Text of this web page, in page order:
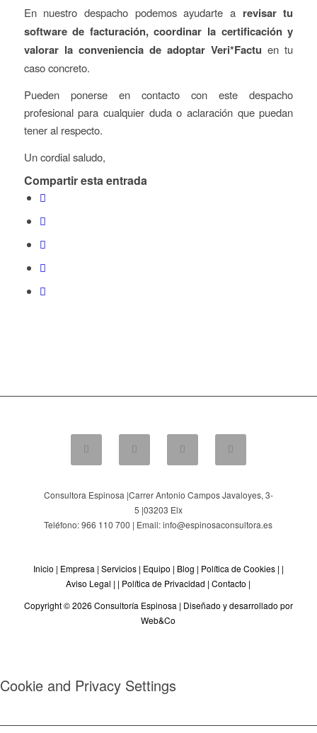
En nuestro despacho podemos ayudarte a revisar tu
software de facturación, coordinar la certificación y
valorar la conveniencia de adoptar Veri*Factu en tu
caso concreto.
Pueden ponerse en contacto con este despacho
profesional para cualquier duda o aclaración que puedan
tener al respecto.
Un cordial saludo,
Compartir esta entrada
Consultora Espinosa |Carrer Antonio Campos Javaloyes, 3-
5 |03203 Elx
Teléfono: 966 110 700 | Email: info@espinosaconsultora.es
Inicio | Empresa | Servicios| Equipo | Blog | Política de Cookies| |
Aviso Legal | | Política de Privacidad |Contacto |
Copyright © 2026 Consultoría Espinosa | Diseñado y desarrollado por
Web&Co
Cookie and Privacy Settings